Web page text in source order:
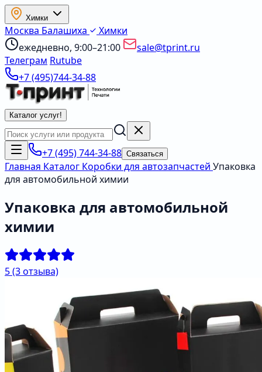
Химки
Москва Балашиха
Химки
ежедневно, 9:00–21:00
sale@tprint.ru
Телеграм Rutube
+7 (495)744-34-88
Каталог услуг!
+7 (495) 744-34-88 Связаться
Главная Каталог Коробки для автозапчастей Упаковка
для автомобильной химии
Упаковка для автомобильной
химии
5(3 отзыва)